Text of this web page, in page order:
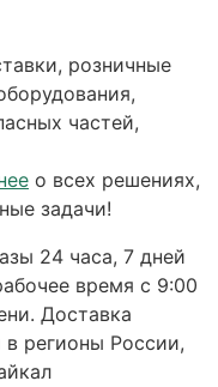
розничные
частей,
о всех решениях,
задачи!
24 часа, 7 дней
время с 9:00
Доставка
регионы России,